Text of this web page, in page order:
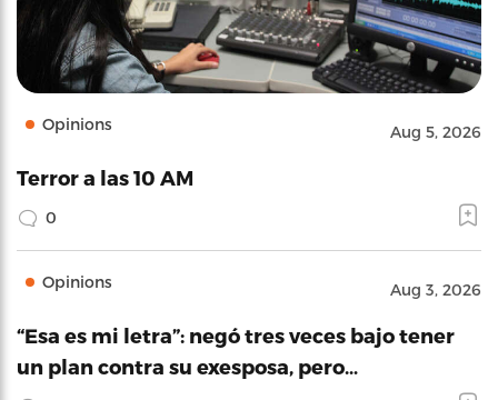
Opinions Aug 5, 2026
Terror a las 10 AM
0
Opinions Aug 3, 2026
“Esa es mi letra”: negó tres veces bajo tener
un plan contra su exesposa, pero…